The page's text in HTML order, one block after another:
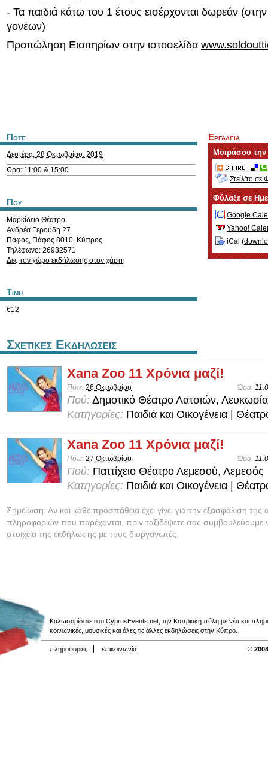
- Τα παιδιά κάτω του 1 έτους εισέρχονται δωρεάν
γονέων)
Προπώληση Εισιτηρίων στην ιστοσελίδα
Ποτε
Δευτέρα, 28 Οκτωβρίου, 2019
Ώρα: 11:00 & 15:00
Που
Μαρκίδειο Θέατρο
Ανδρέα Γερούδη 27
Πάφος, Πάφος 8010, Κύπρος
Τηλέφωνο: 26932571
Δες τον χώρο εκδήλωσης στον χάρτη
Τιμη
€12
Εργαλεια
Μοιράσου
Στείλ'το σε
Φύλαξε σε
Google
Yahoo!
iCal (
Σχετικες Εκδηλωσεις
Xana Zoo 11 Χρόνια μαζί!
Πότε: 26 Οκτωβρίου Ώρα:
Πού: Δημοτικό Θέατρο Λατσιών, Λευκωσία
Κατηγορίες: Παιδιά και Οικογένεια |
Xana Zoo 11 Χρόνια μαζί!
Πότε: 27 Οκτωβρίου Ώρα:
Πού: Παττίχειο Θέατρο Λεμεσού, Λεμεσός
Κατηγορίες: Παιδιά και Οικογένεια |
Σημείωση: Αν και κάθε προσπάθεια έχει γίνει για την εξασφάλιση της
πληροφοριών που παρέχονται, πριν ταξιδέψετε σας συμβουλεύουμε
στοιχεία της εκδήλωσης με τους διοργανωτές.
Καλωσορίσατε στο CyprusEvents.net, την Κυπριακή πύλη με νέα και
κοινωνικές, μουσικές και όλες τις άλλες εκδηλώσεις στην Κύπρο.
πληροφορίες επικοινωνία ©